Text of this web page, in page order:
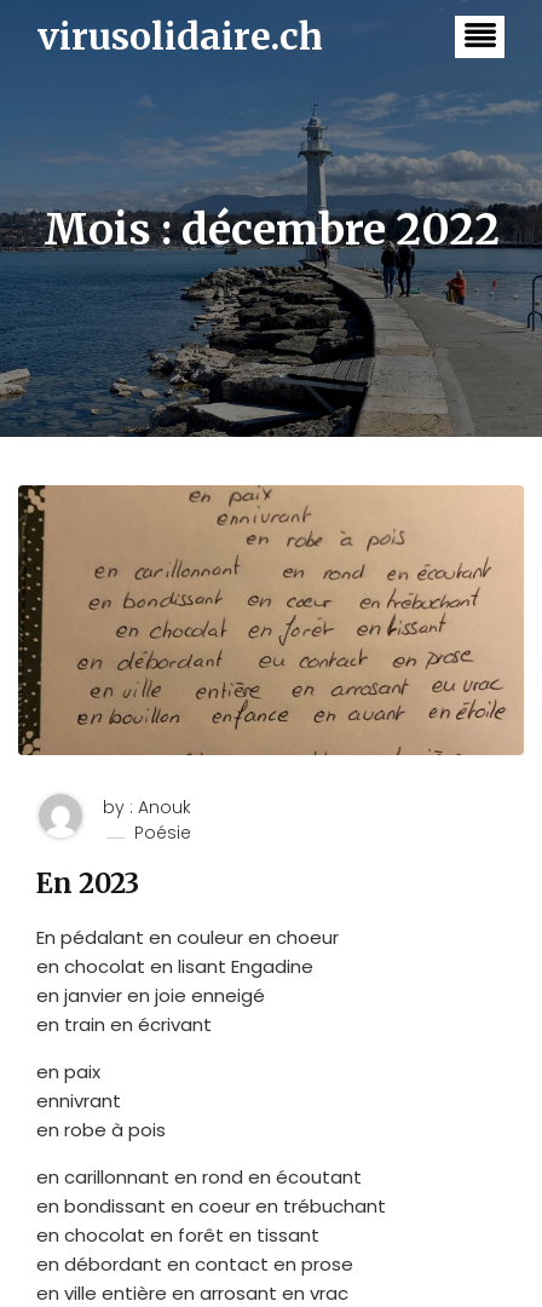
contentvirusolidaire.ch
Mois :décembre 2022
by : Anouk
Poésie
En 2023
En pédalant en couleur en choeur
en chocolat en lisant Engadine
en janvier en joie enneigé
en train en écrivant
en paix
ennivrant
en robe à pois
en carillonnant en rond en écoutant
en bondissant en coeur en trébuchant
en chocolat en forêt en tissant
en débordant en contact en prose
en ville entière en arrosant en vrac